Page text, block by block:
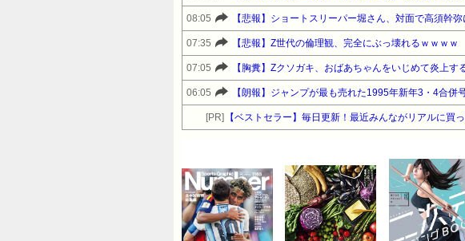
08:05 【悲報】ショートスリーパー堀さん、対面で高須幹
07:35 【悲報】Z世代の倫理観、完全にぶっ壊れるｗｗｗｗ
07:05 【胸糞】Zクソガキ、おばあちゃんをいじめて炎上す
06:05 【朗報】ジャンプが最も売れた1995年新年3・4合併
[PR] 【ベストセラー】毎日更新！最近みんながリアルに